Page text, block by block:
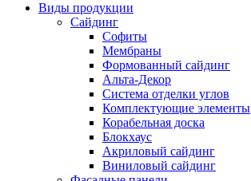
Виды продукции
Сайдинг
Софиты
Мембраны
Формованный сайдинг
Альта-Декор
Система отделки углов
Комплектующие элементы
Корабельная доска
Блокхаус
Акриловый сайдинг
Виниловый сайдинг